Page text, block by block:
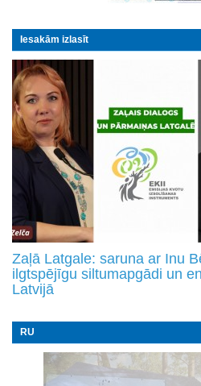
Iesakām izlasīt
Zaļā Latgale: saruna ar Inu
ilgtspējīgu siltumapgādi un
Latvijā
RU